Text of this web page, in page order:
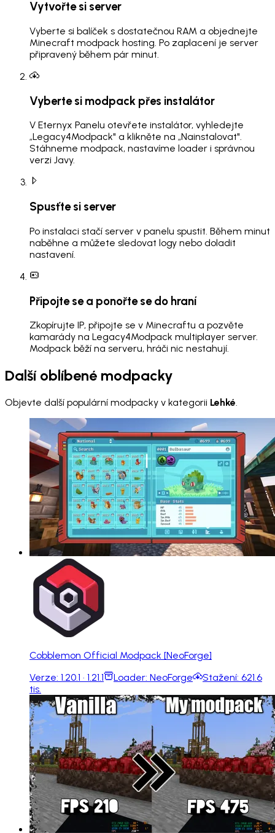
Vytvořte si server
Vyberte si balíček s dostatečnou RAM a objednejte
Minecraft modpack hosting. Po zaplacení je server
připravený během pár minut.
Vyberte si modpack přes instalátor
V Eternyx Panelu otevřete instalátor, vyhledejte
„Legacy4Modpack" a klikněte na „Nainstalovat".
Stáhneme modpack, nastavíme loader i správnou
verzi Javy.
Spusťte si server
Po instalaci stačí server v panelu spustit. Během minut
naběhne a můžete sledovat logy nebo doladit
nastavení.
Připojte se a ponořte se do hraní
Zkopírujte IP, připojte se v Minecraftu a pozvěte
kamarády na Legacy4Modpack multiplayer server.
Modpack běží na serveru, hráči nic nestahují.
Další oblíbené modpacky
Objevte další populární modpacky v kategorii Lehké.
Cobblemon Official Modpack [NeoForge]
Verze: 1.20.1 · 1.21.1 Loader: NeoForge Stažení: 621.6
tis.